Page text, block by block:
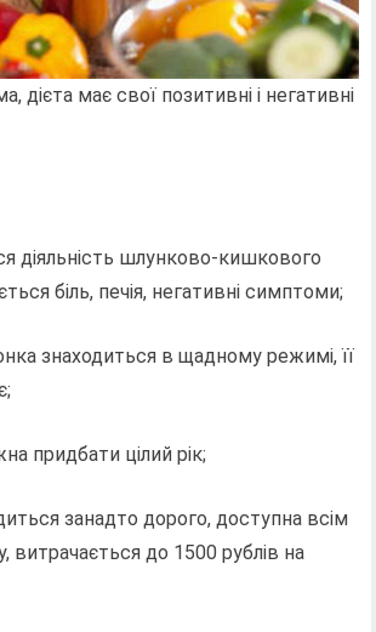
дієта має свої позитивні і негативні
діяльність шлунково-кишкового
біль, печія, негативні симптоми;
знаходиться в щадному режимі, її
придбати цілий рік;
занадто дорого, доступна всім
витрачається до 1500 рублів на